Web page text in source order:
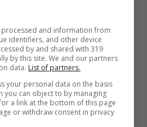
i lati fissandoli bene e
uncilindro.
gli involtini,
mano su un piatto e
pellicola per mantenerli
and information from
identifiers, and other device
by and shared with 319
by this site. We and our partners
data. List of partners.
your personal data on the basis
you can object to by managing
a link at the bottom of this page
or withdraw consent in privacy